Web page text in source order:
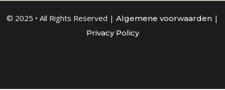
© 2025 • All Rights Reserved | Algemene voorwaarden |
Privacy Policy